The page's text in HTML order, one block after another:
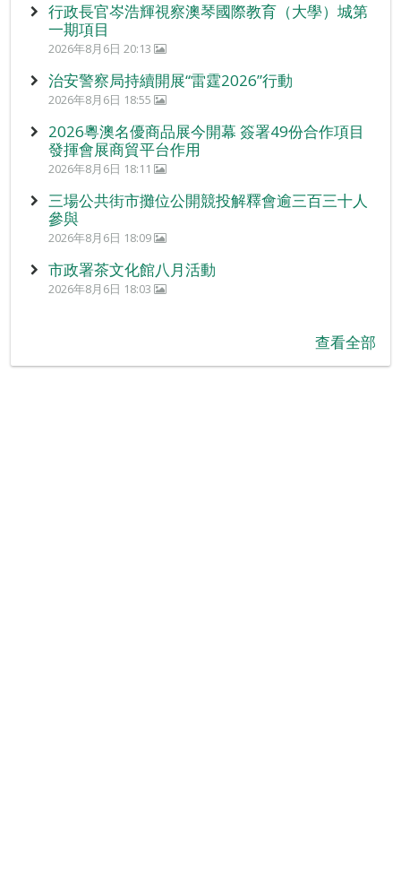
行政長官岑浩輝視察澳琴國際教育（大學）城第
一期項目
2026年8月6日 20:13
治安警察局持續開展“雷霆2026”行動
2026年8月6日 18:55
2026粵澳名優商品展今開幕 簽署49份合作項目
發揮會展商貿平台作用
2026年8月6日 18:11
三場公共街市攤位公開競投解釋會逾三百三十人
參與
2026年8月6日 18:09
市政署茶文化館八月活動
2026年8月6日 18:03
查看全部